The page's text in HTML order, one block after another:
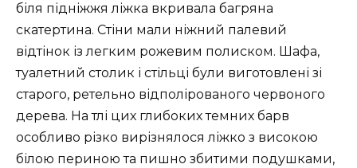
біля підніжжя ліжка вкривала багряна
скатертина. Стіни мали ніжний палевий
відтінок із легким рожевим полиском. Шафа,
туалетний столик і стільці були виготовлені зі
старого, ретельно відполірованого червоного
дерева. На тлі цих глибоких темних барв
особливо різко вирізнялося ліжко з високою
білою периною та пишно збитими подушками,